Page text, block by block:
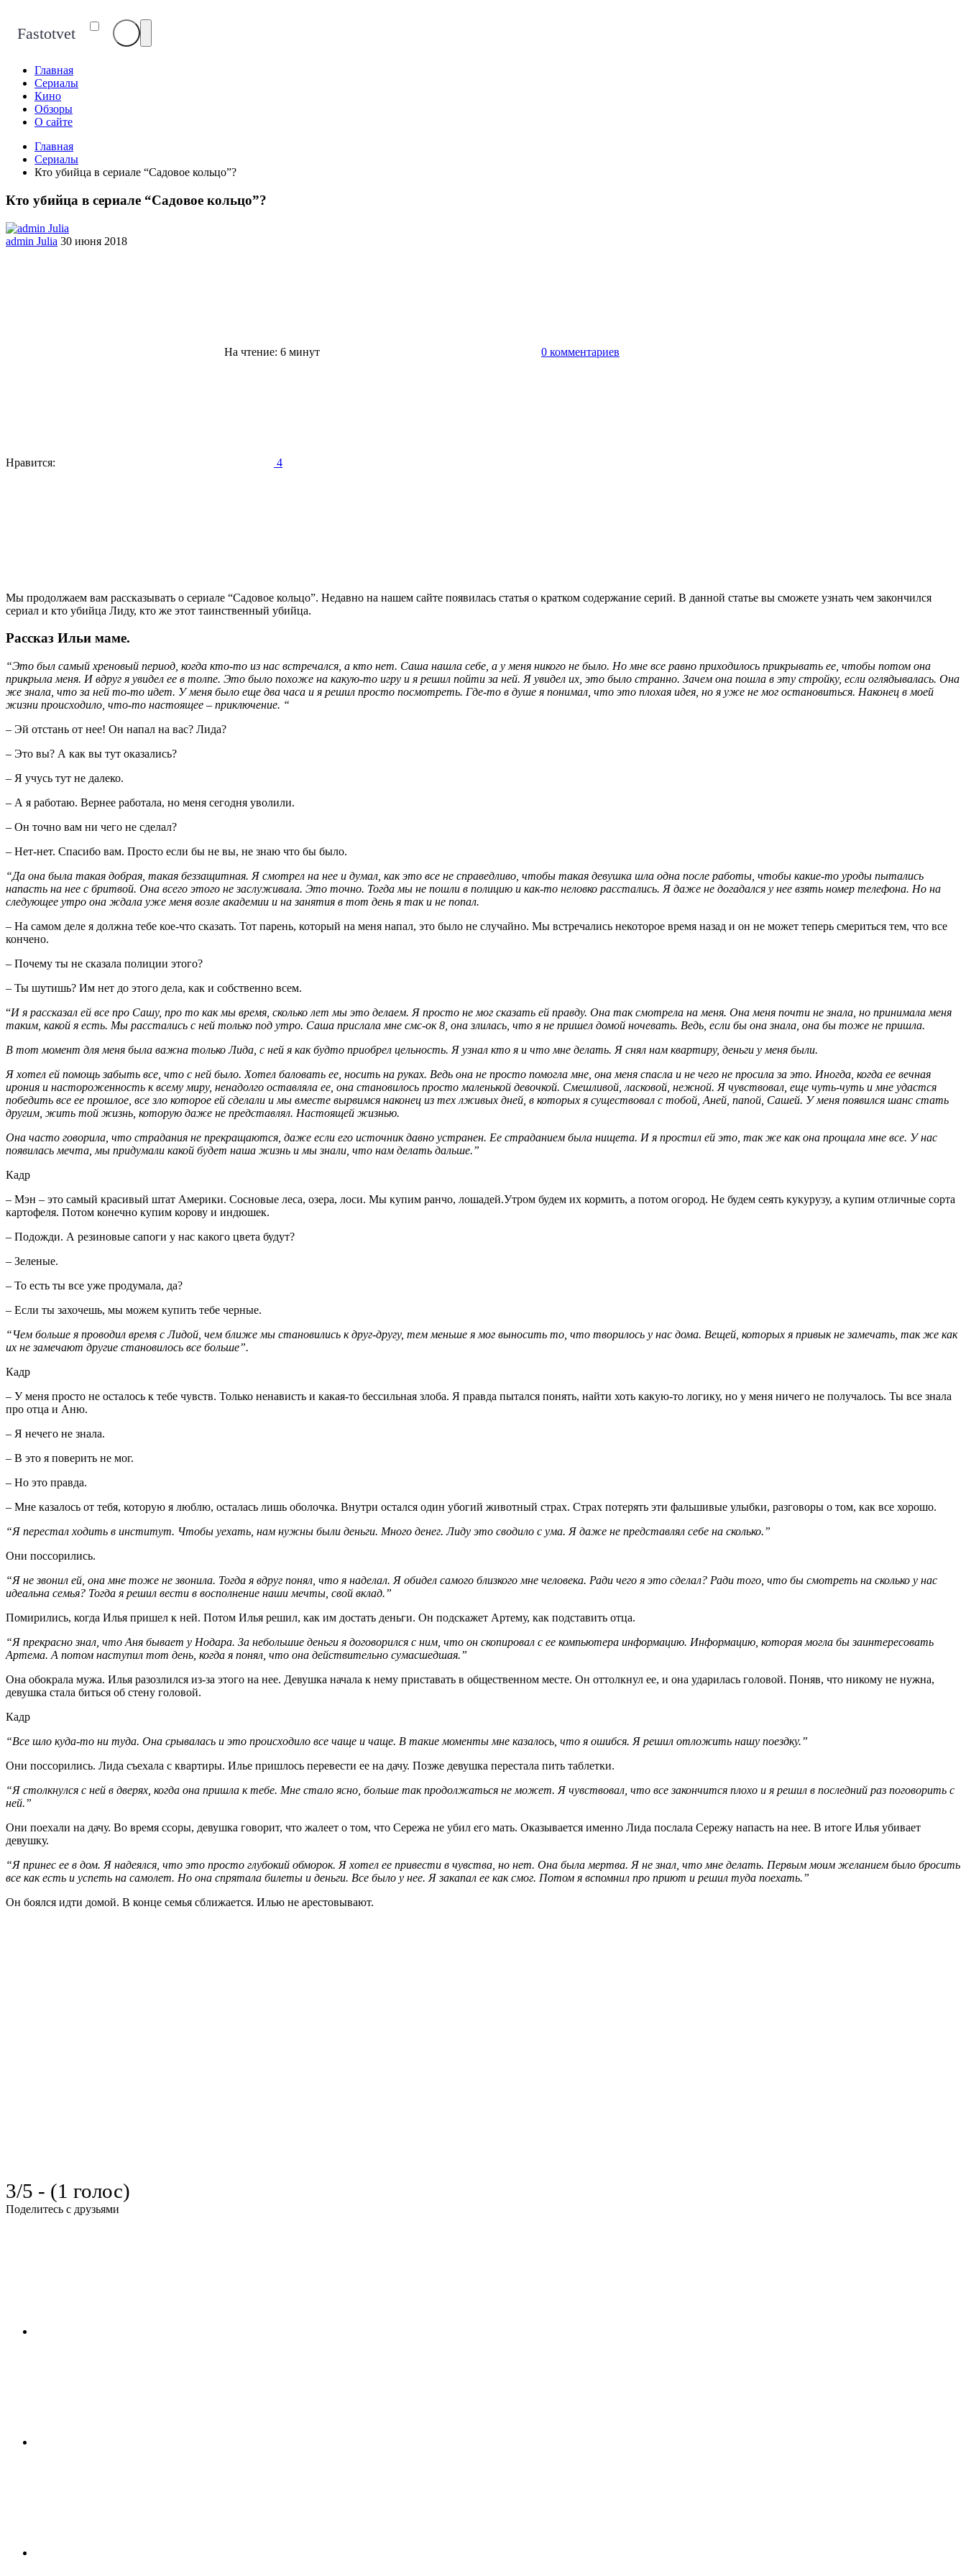
Fastotvet
Главная
Сериалы
Кино
Обзоры
О сайте
Главная
Сериалы
Кто убийца в сериале “Садовое кольцо”?
Кто убийца в сериале “Садовое кольцо”?
admin Julia 30 июня 2018
На чтение: 6 минут 0 комментариев
Нравится: 4
Мы продолжаем вам рассказывать о сериале “Садовое кольцо”. Недавно на нашем сайте появилась статья о кратком содержание серий. В данной статье вы сможете узнать чем закончился
сериал и кто убийца Лиду, кто же этот таинственный убийца.
Рассказ Ильи маме.
“Это был самый хреновый период, когда кто-то из нас встречался, а кто нет. Саша нашла себе, а у меня никого не было. Но мне все равно приходилось прикрывать ее, чтобы потом она
прикрыла меня. И вдруг я увидел ее в толпе. Это было похоже на какую-то игру и я решил пойти за ней. Я увидел их, это было странно. Зачем она пошла в эту стройку, если оглядывалась. Она
же знала, что за ней то-то идет. У меня было еще два часа и я решил просто посмотреть. Где-то в душе я понимал, что это плохая идея, но я уже не мог остановиться. Наконец в моей
жизни происходило, что-то настоящее – приключение. “
– Эй отстань от нее! Он напал на вас? Лида?
– Это вы? А как вы тут оказались?
– Я учусь тут не далеко.
– А я работаю. Вернее работала, но меня сегодня уволили.
– Он точно вам ни чего не сделал?
– Нет-нет. Спасибо вам. Просто если бы не вы, не знаю что бы было.
“Да она была такая добрая, такая беззащитная. Я смотрел на нее и думал, как это все не справедливо, чтобы такая девушка шла одна после работы, чтобы какие-то уроды пытались
напасть на нее с бритвой. Она всего этого не заслуживала. Это точно. Тогда мы не пошли в полицию и как-то неловко расстались. Я даже не догадался у нее взять номер телефона. Но на
следующее утро она ждала уже меня возле академии и на занятия в тот день я так и не попал.
– На самом деле я должна тебе кое-что сказать. Тот парень, который на меня напал, это было не случайно. Мы встречались некоторое время назад и он не может теперь смериться тем, что все
кончено.
– Почему ты не сказала полиции этого?
– Ты шутишь? Им нет до этого дела, как и собственно всем.
“И я рассказал ей все про Сашу, про то как мы время, сколько лет мы это делаем. Я просто не мог сказать ей правду. Она так смотрела на меня. Она меня почти не знала, но принимала меня
таким, какой я есть. Мы расстались с ней только под утро. Саша прислала мне смс-ок 8, она злилась, что я не пришел домой ночевать. Ведь, если бы она знала, она бы тоже не пришла.
В тот момент для меня была важна только Лида, с ней я как будто приобрел цельность. Я узнал кто я и что мне делать. Я снял нам квартиру, деньги у меня были.
Я хотел ей помощь забыть все, что с ней было. Хотел баловать ее, носить на руках. Ведь она не просто помогла мне, она меня спасла и не чего не просила за это. Иногда, когда ее вечная
ирония и настороженность к всему миру, ненадолго оставляла ее, она становилось просто маленькой девочкой. Смешливой, ласковой, нежной. Я чувствовал, еще чуть-чуть и мне удастся
победить все ее прошлое, все зло которое ей сделали и мы вместе вырвимся наконец из тех лживых дней, в которых я существовал с тобой, Аней, папой, Сашей. У меня появился шанс стать
другим, жить той жизнь, которую даже не представлял. Настоящей жизнью.
Она часто говорила, что страдания не прекращаются, даже если его источник давно устранен. Ее страданием была нищета. И я простил ей это, так же как она прощала мне все. У нас
появилась мечта, мы придумали какой будет наша жизнь и мы знали, что нам делать дальше.”
Кадр
– Мэн – это самый красивый штат Америки. Сосновые леса, озера, лоси. Мы купим ранчо, лошадей.Утром будем их кормить, а потом огород. Не будем сеять кукурузу, а купим отличные сорта
картофеля. Потом конечно купим корову и индюшек.
– Подожди. А резиновые сапоги у нас какого цвета будут?
– Зеленые.
– То есть ты все уже продумала, да?
– Если ты захочешь, мы можем купить тебе черные.
“Чем больше я проводил время с Лидой, чем ближе мы становились к друг-другу, тем меньше я мог выносить то, что творилось у нас дома. Вещей, которых я привык не замечать, так же как
их не замечают другие становилось все больше”.
Кадр
– У меня просто не осталось к тебе чувств. Только ненависть и какая-то бессильная злоба. Я правда пытался понять, найти хоть какую-то логику, но у меня ничего не получалось. Ты все знала
про отца и Аню.
– Я нечего не знала.
– В это я поверить не мог.
– Но это правда.
– Мне казалось от тебя, которую я люблю, осталась лишь оболочка. Внутри остался один убогий животный страх. Страх потерять эти фальшивые улыбки, разговоры о том, как все хорошо.
“Я перестал ходить в институт. Чтобы уехать, нам нужны были деньги. Много денег. Лиду это сводило с ума. Я даже не представлял себе на сколько.”
Они поссорились.
“Я не звонил ей, она мне тоже не звонила. Тогда я вдруг понял, что я наделал. Я обидел самого близкого мне человека. Ради чего я это сделал? Ради того, что бы смотреть на сколько у нас
идеальна семья? Тогда я решил вести в восполнение наши мечты, свой вклад.”
Помирились, когда Илья пришел к ней. Потом Илья решил, как им достать деньги. Он подскажет Артему, как подставить отца.
“Я прекрасно знал, что Аня бывает у Нодара. За небольшие деньги я договорился с ним, что он скопировал с ее компьютера информацию. Информацию, которая могла бы заинтересовать
Артема. А потом наступил тот день, когда я понял, что она действительно сумасшедшая.”
Она обокрала мужа. Илья разозлился из-за этого на нее. Девушка начала к нему приставать в общественном месте. Он оттолкнул ее, и она ударилась головой. Поняв, что никому не нужна,
девушка стала биться об стену головой.
Кадр
“Все шло куда-то ни туда. Она срывалась и это происходило все чаще и чаще. В такие моменты мне казалось, что я ошибся. Я решил отложить нашу поездку.”
Они поссорились. Лида съехала с квартиры. Илье пришлось перевести ее на дачу. Позже девушка перестала пить таблетки.
“Я столкнулся с ней в дверях, когда она пришла к тебе. Мне стало ясно, больше так продолжаться не может. Я чувствовал, что все закончится плохо и я решил в последний раз поговорить с
ней.”
Они поехали на дачу. Во время ссоры, девушка говорит, что жалеет о том, что Сережа не убил его мать. Оказывается именно Лида послала Сережу напасть на нее. В итоге Илья убивает
девушку.
“Я принес ее в дом. Я надеялся, что это просто глубокий обморок. Я хотел ее привести в чувства, но нет. Она была мертва. Я не знал, что мне делать. Первым моим желанием было бросить
все как есть и успеть на самолет. Но она спрятала билеты и деньги. Все было у нее. Я закапал ее как смог. Потом я вспомнил про приют и решил туда поехать.”
Он боялся идти домой. В конце семья сближается. Илью не арестовывают.
3/5 - (1 голос)
Поделитесь с друзьями